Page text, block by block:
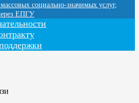
социально-значимых услуг,
ЕПГУ